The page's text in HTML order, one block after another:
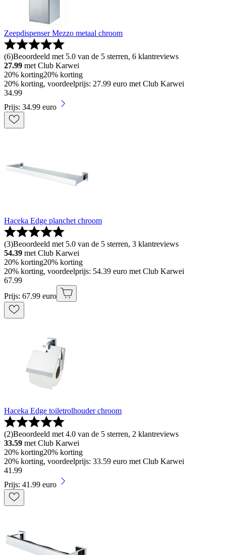
Zeepdispenser Mezzo metaal chroom
(6)Beoordeeld met 5.0 van de 5 sterren, 6 klantreviews
27.99 met Club Karwei
20% korting20% korting
20% korting, voordeelprijs: 27.99 euro met Club Karwei
34.99
Prijs: 34.99 euro
Haceka Edge planchet chroom
(3)Beoordeeld met 5.0 van de 5 sterren, 3 klantreviews
54.39 met Club Karwei
20% korting20% korting
20% korting, voordeelprijs: 54.39 euro met Club Karwei
67.99
Prijs: 67.99 euro
Haceka Edge toiletrolhouder chroom
(2)Beoordeeld met 4.0 van de 5 sterren, 2 klantreviews
33.59 met Club Karwei
20% korting20% korting
20% korting, voordeelprijs: 33.59 euro met Club Karwei
41 .99
Prijs: 41.99 euro